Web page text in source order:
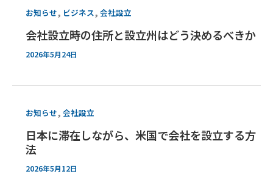
お知らせ, ビジネス, 会社設立
会社設立時の住所と設立州はどう決めるべきか
2026年5月24日
お知らせ, 会社設立
日本に滞在しながら、米国で会社を設立する方
法
2026年5月12日